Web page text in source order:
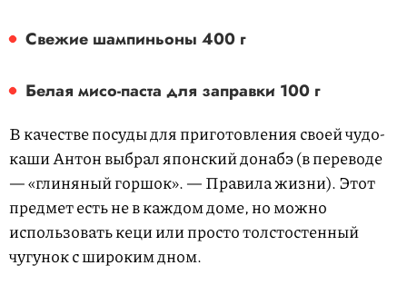
Свежие шампиньоны 400 г
Белая мисо-паста для заправки 100 г
В качестве посуды для приготовления своей чудо-
каши Антон выбрал японский донабэ (в переводе
— «глиняный горшок». — Правила жизни). Этот
предмет есть не в каждом доме, но можно
использовать кеци или просто толстостенный
чугунок с широким дном.